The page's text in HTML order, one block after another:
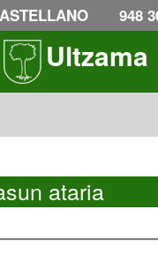
948
Ultzama
ataria